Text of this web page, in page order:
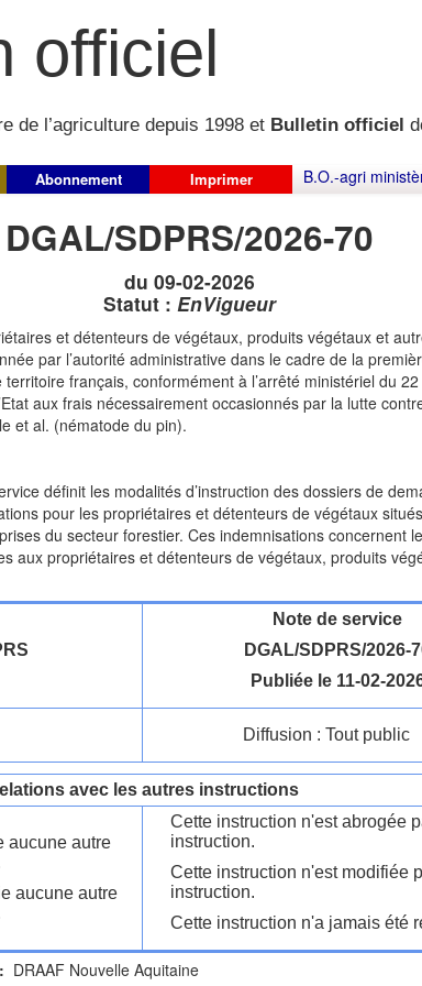
officiel
de l’agriculture depuis 1998 et Bulletin officiel
Abonnement Imprimer B.O.-agri
DGAL/SDPRS/2026-70
du 09-02-2026
Statut : EnVigueur
et détenteurs de végétaux, produits végétaux et
par l’autorité administrative dans le cadre de la
français, conformément à l’arrêté ministériel du
aux frais nécessairement occasionnés par la lutte
et al. (nématode du pin).
définit les modalités d’instruction des dossiers de
pour les propriétaires et détenteurs de végétaux
du secteur forestier. Ces indemnisations concernent
aux propriétaires et détenteurs de végétaux, produits
Note de service
DGAL/SDPRS/2026-
Publiée le 11-02-
Diffusion : Tout public
avec les autres instructions
aucune autre
aucune autre
Cette instruction n'est abrogée
instruction.
Cette instruction n'est modifiée
instruction.
Cette instruction n'a jamais été
DRAAF Nouvelle Aquitaine